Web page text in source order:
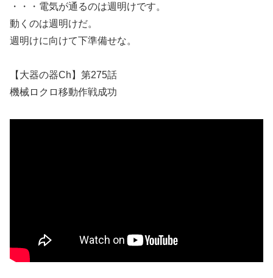
・・・電気が通るのは週明けです。
動くのは週明けだ。
週明けに向けて下準備せな。
【大器の器Ch】第275話
機械ロクロ移動作戦成功